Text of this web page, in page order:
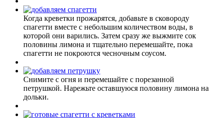
Когда креветки прожарятся, добавьте в сковороду
спагетти вместе с небольшим количеством воды, в
которой они варились. Затем сразу же выжмите сок
половины лимона и тщательно перемешайте, пока
спагетти не покроются чесночным соусом.
Снимите с огня и перемешайте с порезанной
петрушкой. Нарежьте оставшуюся половину лимона на
дольки.